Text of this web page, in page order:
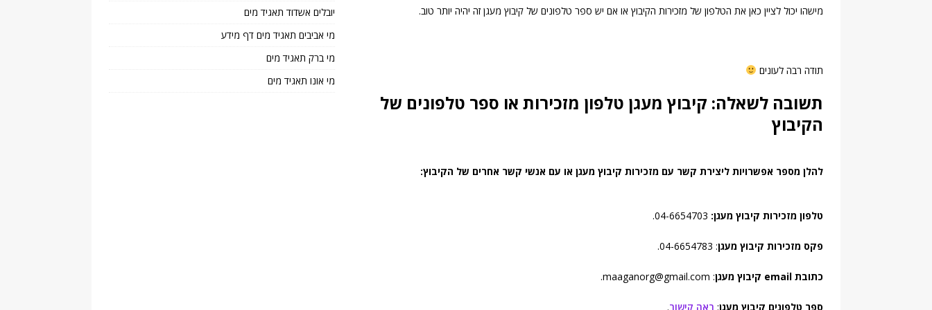
מישהו יכול לציין כאן את הטלפון של מזכירות הקיבוץ או אם יש ספר טלפונים של קיבוץ מעגן זה יהיה יותר טוב.
תודה רבה לעונים
תשובה לשאלה: קיבוץ מעגן טלפון מזכירות או ספר טלפונים של
הקיבוץ
להלן מספר אפשרויות ליצירת קשר עם מזכירות קיבוץ מעגן או עם אנשי קשר אחרים של הקיבוץ:
טלפון מזכירות קיבוץ מעגן: 04-6654703.
פקס מזכירות קיבוץ מעגן: 04-6654783.
כתובת email קיבוץ מעגן : maaganorg@gmail.com.
ספר טלפונים קיבוץ מעגן: ראה קישור.
יובלים אשדוד תאגיד מים
מי אביבים תאגיד מים דף מידע
מי ברק תאגיד מים
מי אונו תאגיד מים